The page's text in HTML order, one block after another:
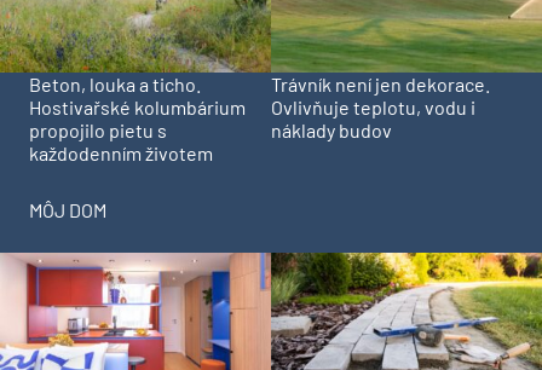
Beton, louka a ticho.
Hostivařské kolumbárium
propojilo pietu s
každodenním životem
Trávník není jen dekorace.
Ovlivňuje teplotu, vodu i
náklady budov
MÔJ DOM